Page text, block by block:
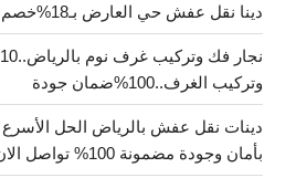
دينا نقل عفش حي العارض بـ18%خصم فوري عند الاتصال بنا
وتركيب الغرف..100%ضمان جودة
بأمان وجودة مضمونة 100% تواصل الان